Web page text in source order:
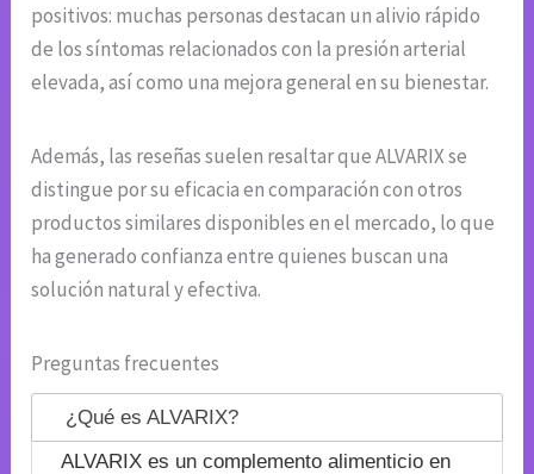
positivos: muchas personas destacan un alivio rápido
de los síntomas relacionados con la presión arterial
elevada, así como una mejora general en su bienestar.
Además, las reseñas suelen resaltar que ALVARIX se
distingue por su eficacia en comparación con otros
productos similares disponibles en el mercado, lo que
ha generado confianza entre quienes buscan una
solución natural y efectiva.
Preguntas frecuentes
¿Qué es ALVARIX?
ALVARIX es un complemento alimenticio en